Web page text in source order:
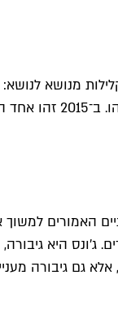
האמורים
ג'ונס היא
אלא גם גיבורה